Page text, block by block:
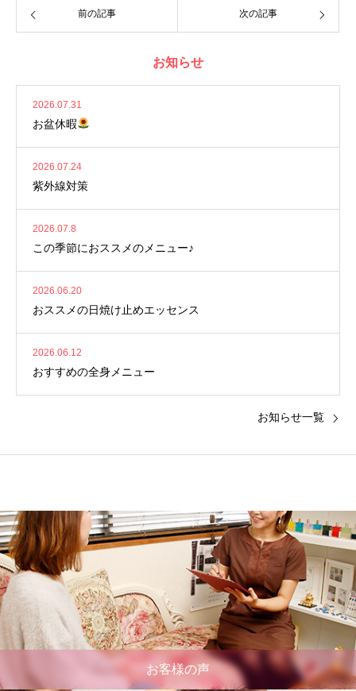
前の記事 次の記事
お知らせ
2026.07.31
お盆休暇
2026.07.24
紫外線対策
2026.07.8
この季節におススメのメニュー♪
2026.06.20
おススメの日焼け止めエッセンス
2026.06.12
おすすめの全身メニュー
お知らせ一覧
お客様の声